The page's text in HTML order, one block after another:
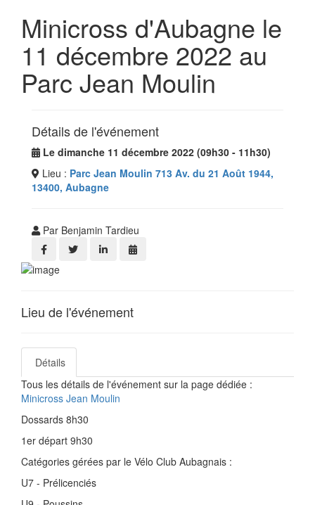
Minicross d'Aubagne le
11 décembre 2022 au
Parc Jean Moulin
Détails de l'événement
Le dimanche 11 décembre 2022 (09h30 - 11h30)
Lieu : Parc Jean Moulin 713 Av. du 21 Août 1944,
13400, Aubagne
Par Benjamin Tardieu
Lieu de l'événement
Détails
Tous les détails de l'événement sur la page dédiée :
Minicross Jean Moulin
Dossards 8h30
1er départ 9h30
Catégories gérées par le Vélo Club Aubagnais :
U7 - Prélicenciés